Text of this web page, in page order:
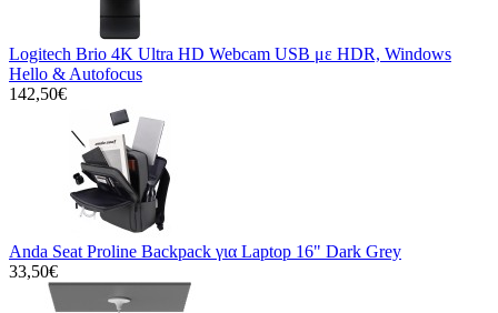
Logitech Brio 4K Ultra HD Webcam USB με HDR, Windows
Hello & Autofocus
142,50€
Anda Seat Proline Backpack για Laptop 16" Dark Grey
33,50€